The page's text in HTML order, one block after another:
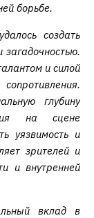
борьбе.
создать
и силой
глубину
на сцене
уязвимость и
зрителей и
и внутренней
вклад в